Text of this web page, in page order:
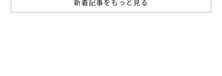
新着記事をもっと見る